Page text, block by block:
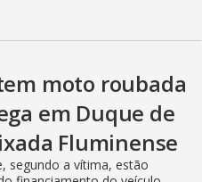
moto roubada
em Duque de
Fluminense
segundo a vítima, estão